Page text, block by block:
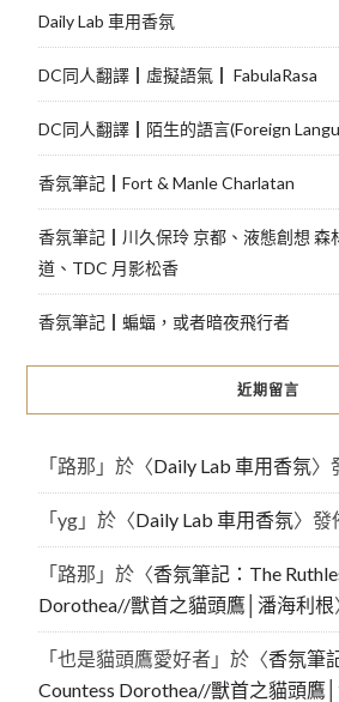
Daily Lab 車用香氛
DC同人翻譯┃虛擬語氣┃ FabulaRasa
DC同人翻譯┃陌生的語言(Foreign
香氛筆記┃Fort & Manle Charlatan
香氛筆記┃川久保玲 京都、液態創想 森
道、TDC 月影松香
香氛筆記┃蝙蝠，或者暗夜飛行者
近期留言
「路那 」於〈Daily Lab 車用香氛〉
「yg」於〈Daily Lab 車用香氛〉發
「路那 」於〈香氛筆記：The
Dorothea//獸首之貓頭鷹│潘海利根
「也是貓頭鷹愛好者」於〈香氛筆
Countess Dorothea//獸首之貓頭鷹